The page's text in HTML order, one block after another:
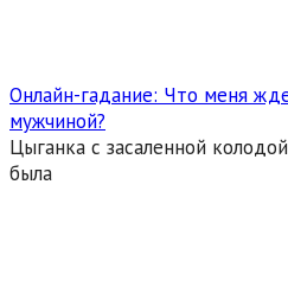
Онлайн-гадание: Что меня
мужчиной?
Цыганка с засаленной
была